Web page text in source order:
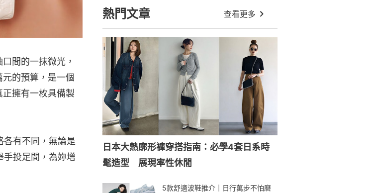
間的一抹微光，
的預算，是一個
擁有一枚具備製
各有不同，無論是
手投足間，為妳增
熱門文章 查看更多
日本大熱廓形褲穿搭指南：必學4套日系時
髦造型 展現率性休閒
5款舒適波鞋推介｜日行萬步不怕磨